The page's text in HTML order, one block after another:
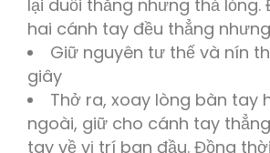
lại duỗi thẳng nhưng thả lỏng.
hai cánh tay đều thẳng
Giữ nguyên tư thế và nín
giây
Thở ra, xoay lòng bàn tay
ngoài, giữ cho cánh tay
tay về vị trí ban đầu. Đồng